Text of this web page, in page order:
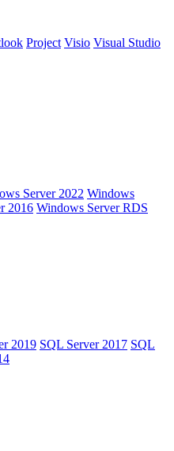
Project Visio Visual Studio
Server 2022 Windows
2016 Windows Server RDS
2019 SQL Server 2017 SQL